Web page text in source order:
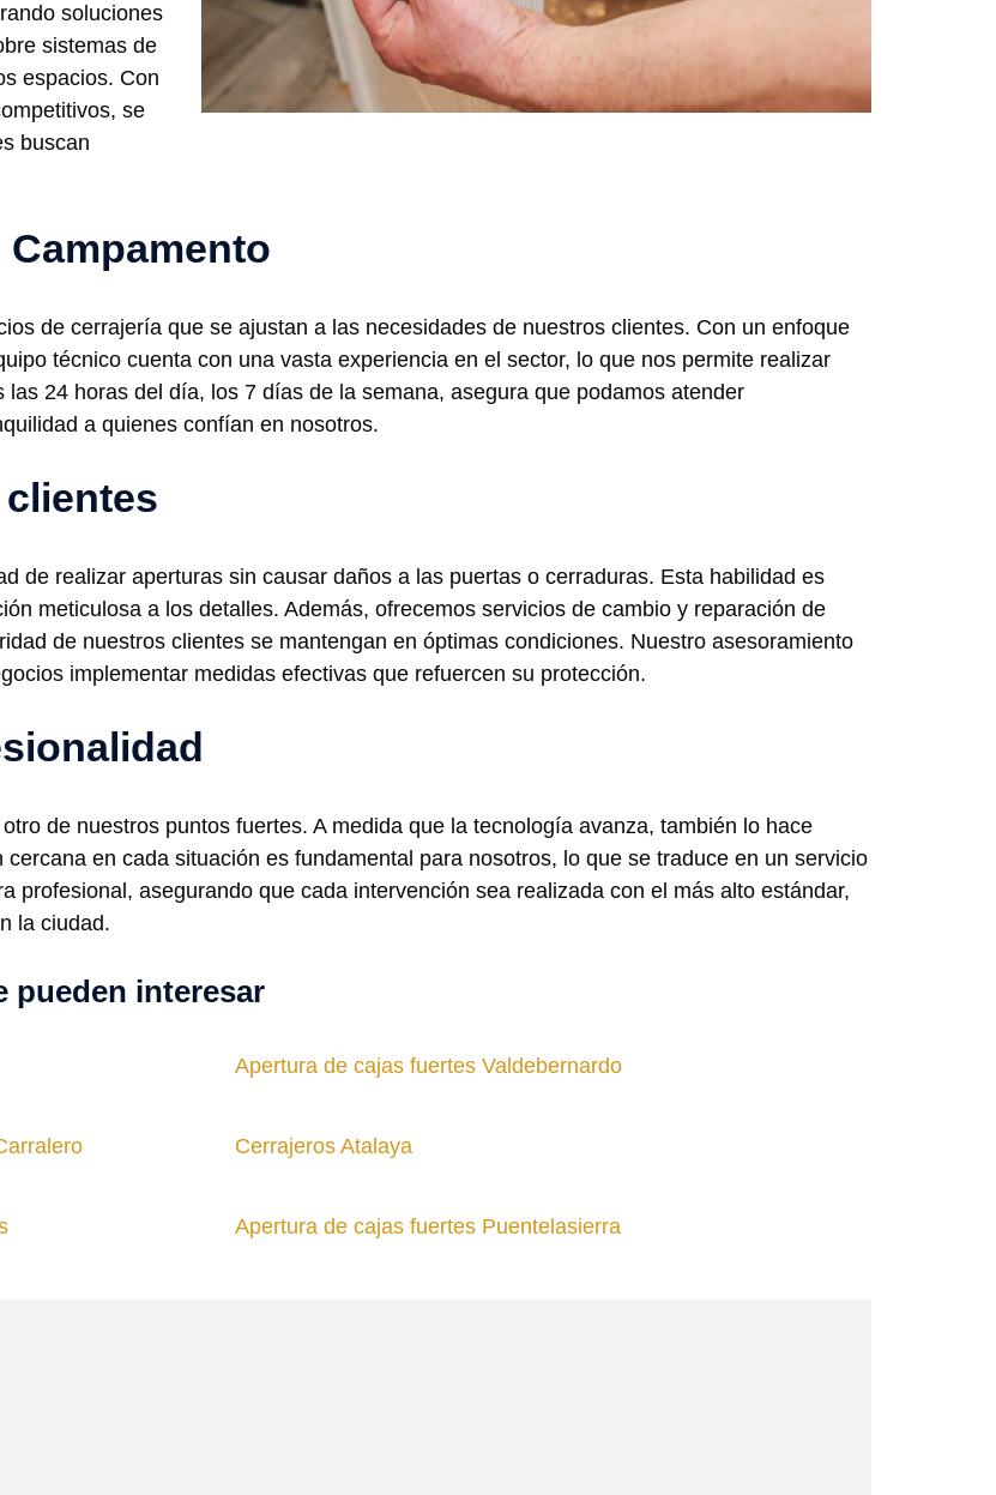
soluciones
sistemas de
espacios. Con
se
buscan
de cerrajería que se ajustan a las necesidades de nuestros clientes. Con un enfoque
técnico cuenta con una vasta experiencia en el sector, lo que nos permite realizar
24 horas del día, los 7 días de la semana, asegura que podamos atender
a quienes confían en nosotros.
de realizar aperturas sin causar daños a las puertas o cerraduras. Esta habilidad es
meticulosa a los detalles. Además, ofrecemos servicios de cambio y reparación de
de nuestros clientes se mantengan en óptimas condiciones. Nuestro asesoramiento
implementar medidas efectivas que refuercen su protección.
de nuestros puntos fuertes. A medida que la tecnología avanza, también lo hace
en cada situación es fundamental para nosotros, lo que se traduce en un servicio
profesional, asegurando que cada intervención sea realizada con el más alto estándar,
la ciudad.
pueden interesar
Apertura de cajas fuertes Valdebernardo
Cerrajeros Atalaya
Apertura de cajas fuertes Puentelasierra